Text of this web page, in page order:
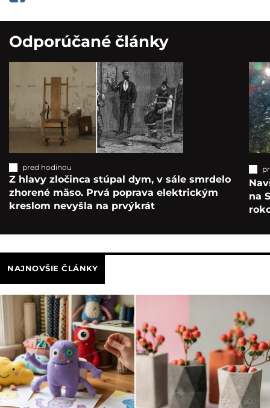
Odporúčané články
pred hodinou
Z hlavy zločinca stúpal dym, v sále smrdelo
zhorené mäso. Prvá poprava elektrickým
kreslom nevyšla na prvýkrát
na
NAJNOVŠIE ČLÁNKY